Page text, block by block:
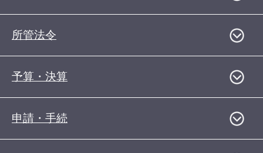
所管法令
予算・決算
申請・手続